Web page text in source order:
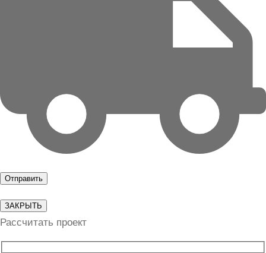
ЗАКРЫТЬ
Рассчитать проект